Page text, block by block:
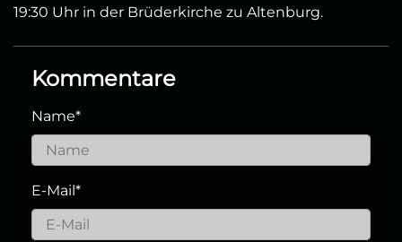
19:30 Uhr in der Brüderkirche zu Altenburg.
Kommentare
Name*
E-Mail*